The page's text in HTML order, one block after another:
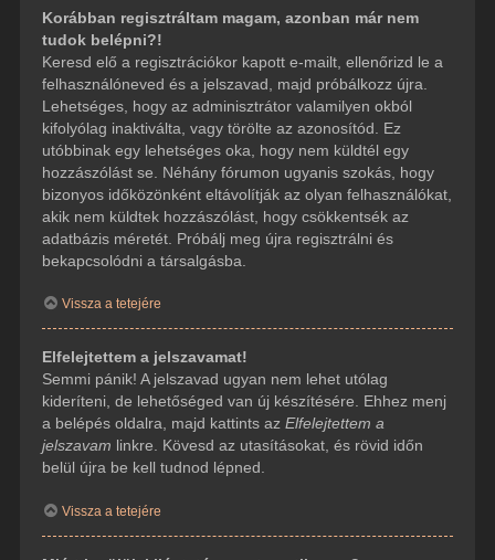
Korábban regisztráltam magam, azonban már nem
tudok belépni?!
Keresd elő a regisztrációkor kapott e-mailt, ellenőrizd le a
felhasználóneved és a jelszavad, majd próbálkozz újra.
Lehetséges, hogy az adminisztrátor valamilyen okból
kifolyólag inaktiválta, vagy törölte az azonosítód. Ez
utóbbinak egy lehetséges oka, hogy nem küldtél egy
hozzászólást se. Néhány fórumon ugyanis szokás, hogy
bizonyos időközönként eltávolítják az olyan felhasználókat,
akik nem küldtek hozzászólást, hogy csökkentsék az
adatbázis méretét. Próbálj meg újra regisztrálni és
bekapcsolódni a társalgásba.
Vissza a tetejére
Elfelejtettem a jelszavamat!
Semmi pánik! A jelszavad ugyan nem lehet utólag
kideríteni, de lehetőséged van új készítésére. Ehhez menj
a belépés oldalra, majd kattints az Elfelejtettem a
jelszavam linkre. Kövesd az utasításokat, és rövid időn
belül újra be kell tudnod lépned.
Vissza a tetejére